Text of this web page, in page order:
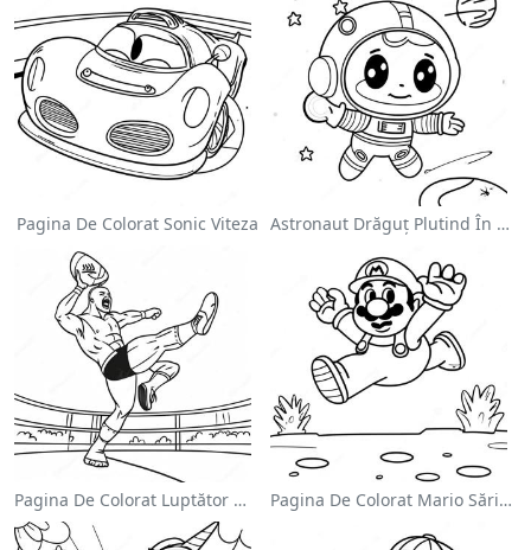
Pagina De Colorat Sonic Viteza Astronaut Drăguț Plutind În Spațiu - Pagina De Colorat
Pagina De Colorat Luptător Wwe Sărind Pe Inamic Pagina De Colorat Mario Sărind Peste Goombas